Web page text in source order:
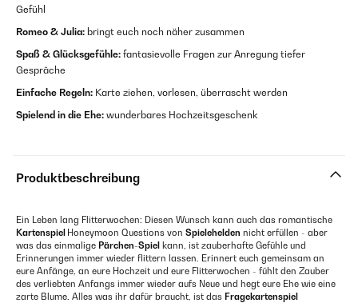
Gefühl
Romeo & Julia: bringt euch noch näher zusammen
Spaß & Glücksgefühle: fantasievolle Fragen zur Anregung tiefer
Gespräche
Einfache Regeln: Karte ziehen, vorlesen, überrascht werden
Spielend in die Ehe: wunderbares Hochzeitsgeschenk
Produktbeschreibung
Ein Leben lang Flitterwochen: Diesen Wunsch kann auch das romantische
Kartenspiel Honeymoon Questions von Spielehelden nicht erfüllen - aber
was das einmalige Pärchen-Spiel kann, ist zauberhafte Gefühle und
Erinnerungen immer wieder flittern lassen. Erinnert euch gemeinsam an
eure Anfänge, an eure Hochzeit und eure Flitterwochen - fühlt den Zauber
des verliebten Anfangs immer wieder aufs Neue und hegt eure Ehe wie eine
zarte Blume. Alles was ihr dafür braucht, ist das Fragekartenspiel